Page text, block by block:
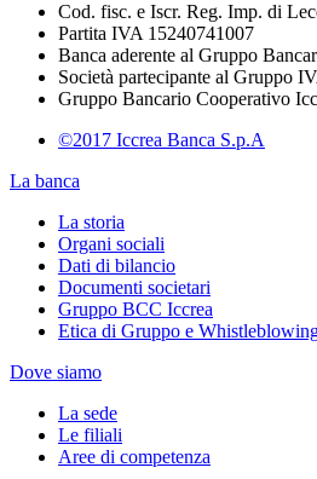
Cod. fisc. e Iscr. Reg. Imp. di
Partita IVA 15240741007
Banca aderente al Gruppo
Società partecipante al Gruppo
Gruppo Bancario Cooperativo
©2017 Iccrea Banca S.p.A
La banca
La storia
Organi sociali
Dati di bilancio
Documenti societari
Gruppo BCC Iccrea
Etica di Gruppo e
Dove siamo
La sede
Le filiali
Aree di competenza